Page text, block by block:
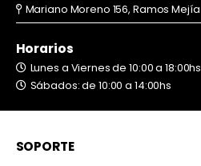
Mariano Moreno 156, Ramos Mejía
Horarios
Lunes a Viernes de 10:00 a 18:00hs
Sábados: de 10:00 a 14:00hs
SOPORTE